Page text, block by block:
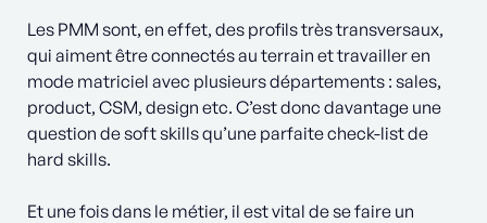
Les PMM sont, en effet, des profils très transversaux,
qui aiment être connectés au terrain et travailler en
mode matriciel avec plusieurs départements : sales,
product, CSM, design etc. C’est donc davantage une
question de soft skills qu’une parfaite check-list de
hard skills.
Et une fois dans le métier, il est vital de se faire un